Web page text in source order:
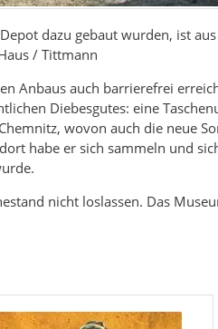
dazu gebaut wurden, ist
/ Tittmann
Anbaus auch barrierefrei
Diebesgutes: eine
wovon auch die neue
habe er sich sammeln und
nicht loslassen. Das